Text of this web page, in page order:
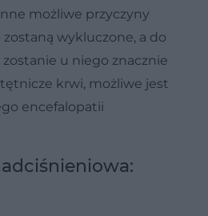
możliwe przyczyny
wykluczone, a do
u niego znacznie
krwi, możliwe jest
encefalopatii